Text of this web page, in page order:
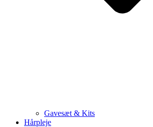
Gavesæt & Kits
Hårpleje